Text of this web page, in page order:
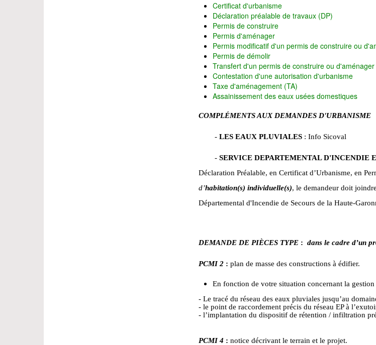
Certificat d'urbanisme
Déclaration préalable de travaux (DP)
Permis de construire
Permis d'aménager
Permis modificatif d'un permis de construire ou
Permis de démolir
Transfert d'un permis de construire ou d'aménager
Contestation d'une autorisation d'urbanisme
Taxe d'aménagement (TA)
Assainissement des eaux usées domestiques
COMPLÉMENTS AUX DEMANDES D'URBANISME
- LES EAUX PLUVIALES: Info Sicoval
- SERVICE DEPARTEMENTAL D'INCENDIE
Déclaration Préalable, en Certificat d’Urbanisme, en
d’habitation(s) individuelle(s), le demandeur doit
Départemental d'Incendie de Secours de la Haute-
DEMANDE DE PIÈCES TYPE: dans le cadre d’un
PCMI 2: plan de masse des constructions à édifier.
En fonction de votre situation concernant la
- Le tracé du réseau des eaux pluviales jusqu’au
- le point de raccordement précis du réseau EP à
- l’implantation du dispositif de rétention / infiltration
PCMI 4 : notice décrivant le terrain et le projet.